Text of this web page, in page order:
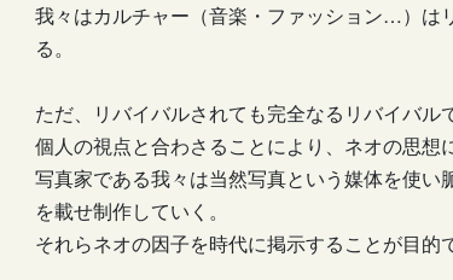
我々はカルチャー（音楽・ファッション…）は
る。
ただ、リバイバルされても完全なるリバイバル
個人の視点と合わさることにより、ネオの思想
写真家である我々は当然写真という媒体を使い
を載せ制作していく。
それらネオの因子を時代に掲示することが目的